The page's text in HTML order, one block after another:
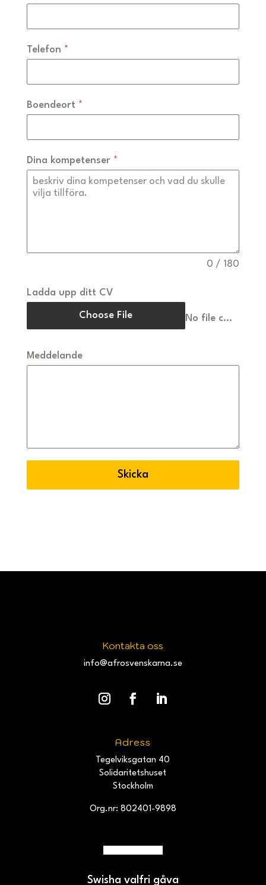
Telefon *
Boendeort *
Dina kompetenser *
0 / 180
Ladda upp ditt CV
Choose File No file chosen
Meddelande
Skicka
Kontakta oss
info@afrosvenskarna.se
Adress
Tegelviksgatan 40
Solidaritetshuset
Stockholm
Org.nr: 802401-9898
Swisha valfri gåva